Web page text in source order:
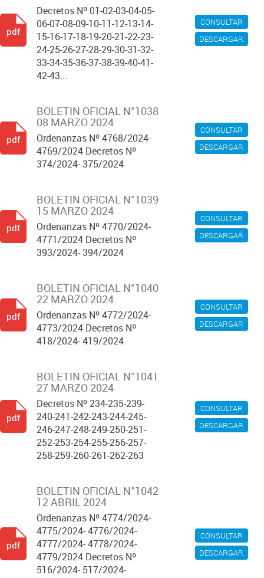
CONSULTAR
DESCARGAR
Decretos Nº 01-02-03-04-05-
06-07-08-09-10-11-12-13-14-
15-16-17-18-19-20-21-22-23-
24-25-26-27-28-29-30-31-32-
33-34-35-36-37-38-39-40-41-
42-43...
pdf
CONSULTAR
DESCARGAR
BOLETIN OFICIAL N°1038
08 MARZO 2024
Ordenanzas Nº 4768/2024-
4769/2024 Decretos Nº
374/2024- 375/2024
pdf
CONSULTAR
DESCARGAR
BOLETIN OFICIAL N°1039
15 MARZO 2024
Ordenanzas Nº 4770/2024-
4771/2024 Decretos Nº
393/2024- 394/2024
pdf
CONSULTAR
DESCARGAR
BOLETIN OFICIAL N°1040
22 MARZO 2024
Ordenanzas Nº 4772/2024-
4773/2024 Decretos Nº
418/2024- 419/2024
pdf
CONSULTAR
DESCARGAR
BOLETIN OFICIAL N°1041
27 MARZO 2024
Decretos Nº 234-235-239-
240-241-242-243-244-245-
246-247-248-249-250-251-
252-253-254-255-256-257-
258-259-260-261-262-263
pdf
CONSULTAR
DESCARGAR
BOLETIN OFICIAL N°1042
12 ABRIL 2024
Ordenanzas Nº 4774/2024-
4775/2024- 4776/2024-
4777/2024- 4778/2024-
4779/2024 Decretos Nº
516/2024- 517/2024-
pdf